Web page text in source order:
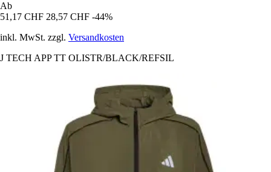
Ab
51,17 CHF 28,57 CHF -44%
inkl. MwSt. zzgl. Versandkosten
J TECH APP TT OLISTR/BLACK/REFSIL